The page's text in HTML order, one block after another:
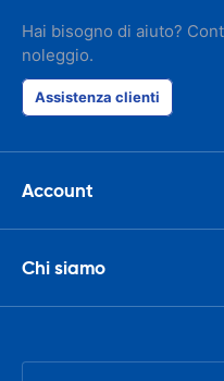
Hai bisogno di aiuto?
noleggio.
Assistenza clienti
Account
Chi siamo